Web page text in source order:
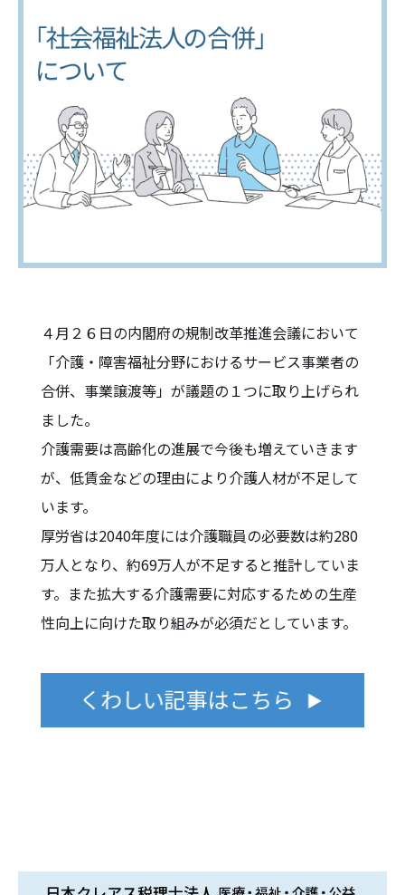
４月２６日の内閣府の規制改革推進会議において
「介護・障害福祉分野におけるサービス事業者の
合併、事業譲渡等」が議題の１つに取り上げられ
ました。
介護需要は高齢化の進展で今後も増えていきます
が、低賃金などの理由により介護人材が不足して
います。
厚労省は2040年度には介護職員の必要数は約280
万人となり、約69万人が不足すると推計していま
す。また拡大する介護需要に対応するための生産
性向上に向けた取り組みが必須だとしています。